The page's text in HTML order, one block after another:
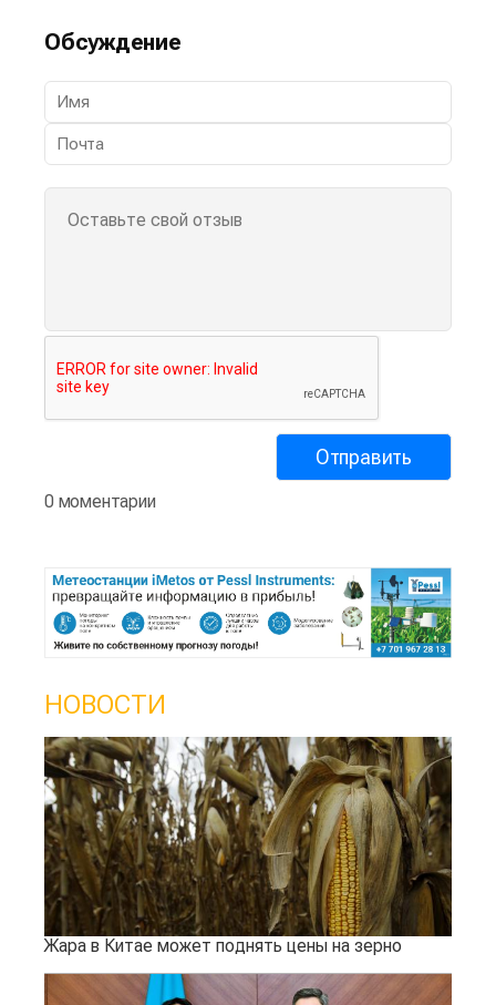
Обсуждение
0 моментарии
НОВОСТИ
Жара в Китае может поднять цены на зерно